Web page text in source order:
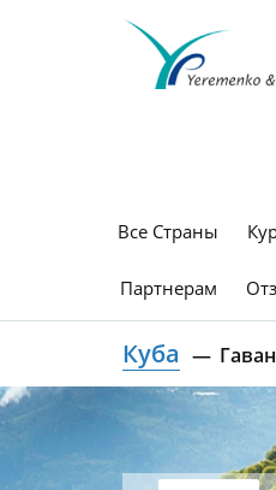
Все Страны
Партнерам
Куба